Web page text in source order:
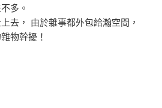
多。
， 由於雜事都外包給瀚空間，
物幹擾！